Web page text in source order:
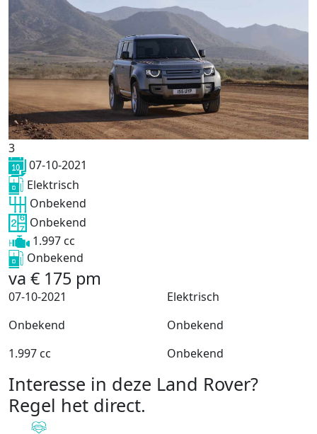
3
07-10-2021
Elektrisch
Onbekend
Onbekend
1.997 cc
Onbekend
va € 175 pm
07-10-2021
Elektrisch
Onbekend
Onbekend
1.997 cc
Onbekend
Interesse in deze Land Rover?
Regel het direct.